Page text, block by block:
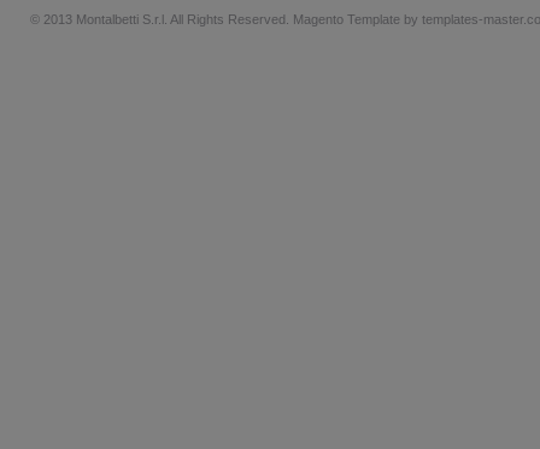
© 2013 Montalbetti S.r.l. All Rights Reserved. Magento Template by templates-